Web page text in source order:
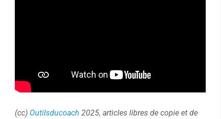
(cc) Outilsducoach 2025, articles libres de copie et de